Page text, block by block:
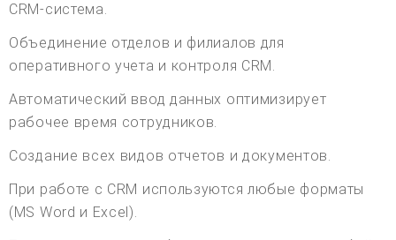
CRM-система.
Объединение отделов и филиалов для
оперативного учета и контроля CRM.
Автоматический ввод данных оптимизирует
рабочее время сотрудников.
Создание всех видов отчетов и документов.
При работе с CRM используются любые форматы
(MS Word и Excel).